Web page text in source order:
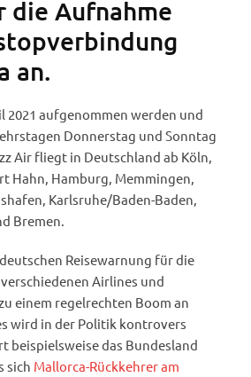
die Aufnahme
an.
2021 aufgenommen werden und
Donnerstag und Sonntag
Air fliegt in Deutschland ab Köln,
Hahn, Hamburg, Memmingen,
Karlsruhe/Baden-Baden,
Bremen.
Reisewarnung für die
Airlines und
einem regelrechten Boom an
wird in der Politik kontrovers
beispielsweise das Bundesland
sich Mallorca-Rückkehrer am